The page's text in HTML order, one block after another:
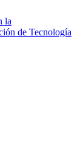
la
de Tecnología